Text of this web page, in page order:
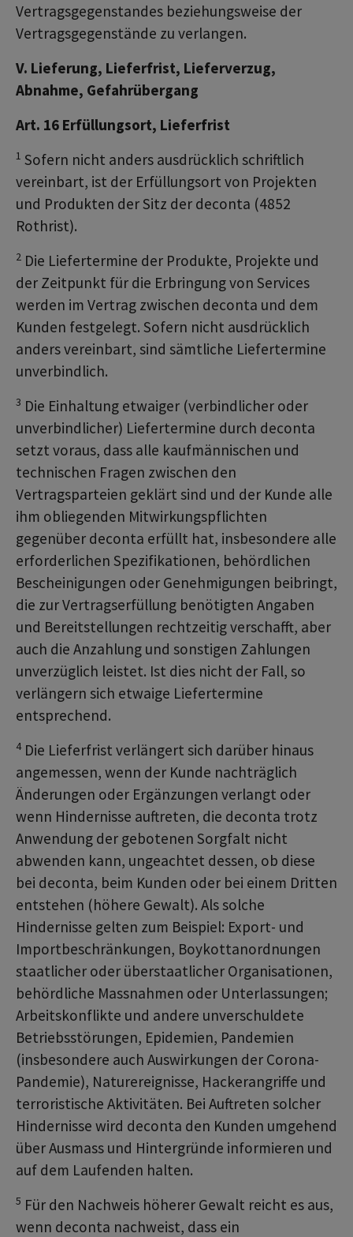
Vertragsgegenstandes beziehungsweise der
Vertragsgegenstände zu verlangen.
V. Lieferung, Lieferfrist, Lieferverzug,
Abnahme, Gefahrübergang
Art. 16 Erfüllungsort, Lieferfrist
1 Sofern nicht anders ausdrücklich schriftlich
vereinbart, ist der Erfüllungsort von Projekten
und Produkten der Sitz der deconta (4852
Rothrist).
2 Die Liefertermine der Produkte, Projekte und
der Zeitpunkt für die Erbringung von Services
werden im Vertrag zwischen deconta und dem
Kunden festgelegt. Sofern nicht ausdrücklich
anders vereinbart, sind sämtliche Liefertermine
unverbindlich.
3 Die Einhaltung etwaiger (verbindlicher oder
unverbindlicher) Liefertermine durch deconta
setzt voraus, dass alle kaufmännischen und
technischen Fragen zwischen den
Vertragsparteien geklärt sind und der Kunde alle
ihm obliegenden Mitwirkungspflichten
gegenüber deconta erfüllt hat, insbesondere alle
erforderlichen Spezifikationen, behördlichen
Bescheinigungen oder Genehmigungen beibringt,
die zur Vertragserfüllung benötigten Angaben
und Bereitstellungen rechtzeitig verschafft, aber
auch die Anzahlung und sonstigen Zahlungen
unverzüglich leistet. Ist dies nicht der Fall, so
verlängern sich etwaige Liefertermine
entsprechend.
4Die Lieferfrist verlängert sich darüber hinaus
angemessen, wenn der Kunde nachträglich
Änderungen oder Ergänzungen verlangt oder
wenn Hindernisse auftreten, die deconta trotz
Anwendung der gebotenen Sorgfalt nicht
abwenden kann, ungeachtet dessen, ob diese
bei deconta, beim Kunden oder bei einem Dritten
entstehen (höhere Gewalt). Als solche
Hindernisse gelten zum Beispiel: Export- und
Importbeschränkungen, Boykottanordnungen
staatlicher oder überstaatlicher Organisationen,
behördliche Massnahmen oder Unterlassungen;
Arbeitskonflikte und andere unverschuldete
Betriebsstörungen, Epidemien, Pandemien
(insbesondere auch Auswirkungen der Corona-
Pandemie), Naturereignisse, Hackerangriffe und
terroristische Aktivitäten. Bei Auftreten solcher
Hindernisse wird deconta den Kunden umgehend
über Ausmass und Hintergründe informieren und
auf dem Laufenden halten.
5 Für den Nachweis höherer Gewalt reicht es aus,
wenn deconta nachweist, dass ein